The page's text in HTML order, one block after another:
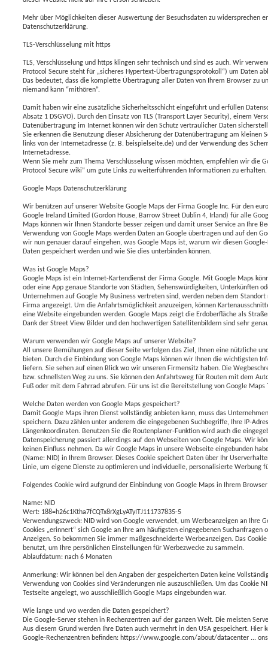
Mehr über Möglichkeiten dieser Auswertung der Besuchsdaten zu widersprechen
Datenschutzerklärung.
TLS-Verschlüsselung mit https
TLS, Verschlüsselung und https klingen sehr technisch und sind es auch. Wir
Protocol Secure steht für „sicheres Hypertext-Übertragungsprotokoll“) um Daten
Das bedeutet, dass die komplette Übertragung aller Daten von Ihrem Browser zu
niemand kann “mithören”.
Damit haben wir eine zusätzliche Sicherheitsschicht eingeführt und erfüllen
Absatz 1 DSGVO). Durch den Einsatz von TLS (Transport Layer Security), einem
Datenübertragung im Internet können wir den Schutz vertraulicher Daten
Sie erkennen die Benutzung dieser Absicherung der Datenübertragung am kleinen
links von der Internetadresse (z. B. beispielseite.de) und der Verwendung des
Internetadresse.
Wenn Sie mehr zum Thema Verschlüsselung wissen möchten, empfehlen wir die
Protocol Secure wiki” um gute Links zu weiterführenden Informationen zu erhalten.
Google Maps Datenschutzerklärung
Wir benützen auf unserer Website Google Maps der Firma Google Inc. Für den
Google Ireland Limited (Gordon House, Barrow Street Dublin 4, Irland) für alle
Maps können wir Ihnen Standorte besser zeigen und damit unser Service an Ihre
Verwendung von Google Maps werden Daten an Google übertragen und auf den
wir nun genauer darauf eingehen, was Google Maps ist, warum wir diesen
Daten gespeichert werden und wie Sie dies unterbinden können.
Was ist Google Maps?
Google Maps ist ein Internet-Kartendienst der Firma Google. Mit Google Maps
oder eine App genaue Standorte von Städten, Sehenswürdigkeiten, Unterkünften
Unternehmen auf Google My Business vertreten sind, werden neben dem
Firma angezeigt. Um die Anfahrtsmöglichkeit anzuzeigen, können
eine Website eingebunden werden. Google Maps zeigt die Erdoberfläche als
Dank der Street View Bilder und den hochwertigen Satellitenbildern sind sehr
Warum verwenden wir Google Maps auf unserer Website?
All unsere Bemühungen auf dieser Seite verfolgen das Ziel, Ihnen eine nützliche
bieten. Durch die Einbindung von Google Maps können wir Ihnen die wichtigsten
liefern. Sie sehen auf einen Blick wo wir unseren Firmensitz haben. Die
bzw. schnellsten Weg zu uns. Sie können den Anfahrtsweg für Routen mit dem
Fuß oder mit dem Fahrrad abrufen. Für uns ist die Bereitstellung von Google Maps
Welche Daten werden von Google Maps gespeichert?
Damit Google Maps ihren Dienst vollständig anbieten kann, muss das
speichern. Dazu zählen unter anderem die eingegebenen Suchbegriffe, Ihre IP-
Längenkoordinaten. Benutzen Sie die Routenplaner-Funktion wird auch die
Datenspeicherung passiert allerdings auf den Webseiten von Google Maps. Wir
keinen Einfluss nehmen. Da wir Google Maps in unsere Webseite eingebunden
(Name: NID) in Ihrem Browser. Dieses Cookie speichert Daten über Ihr
Linie, um eigene Dienste zu optimieren und individuelle, personalisierte Werbung
Folgendes Cookie wird aufgrund der Einbindung von Google Maps in Ihrem
Name: NID
Wert: 188=h26c1Ktha7fCQTx8rXgLyATyITJ111737835-5
Verwendungszweck: NID wird von Google verwendet, um Werbeanzeigen an Ihre
Cookies „erinnert“ sich Google an Ihre am häufigsten eingegebenen
Anzeigen. So bekommen Sie immer maßgeschneiderte Werbeanzeigen. Das
benutzt, um Ihre persönlichen Einstellungen für Werbezwecke zu sammeln.
Ablaufdatum: nach 6 Monaten
Anmerkung: Wir können bei den Angaben der gespeicherten Daten keine
Verwendung von Cookies sind Veränderungen nie auszuschließen. Um das Cookie
Testseite angelegt, wo ausschließlich Google Maps eingebunden war.
Wie lange und wo werden die Daten gespeichert?
Die Google-Server stehen in Rechenzentren auf der ganzen Welt. Die meisten
Aus diesem Grund werden Ihre Daten auch vermehrt in den USA gespeichert. Hier
Google-Rechenzentren befinden: https://www.google.com/about/datacenter ...